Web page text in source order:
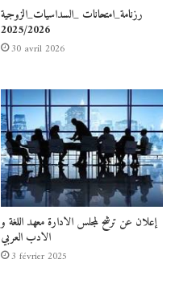
رزنامة_امتحانات _السداسيات_الزوجية
2025/2026
30 avril 2026
إعلان عن ترشح لمجلس الادارة معهد اللغة و
الادب العربي
3 février 2025